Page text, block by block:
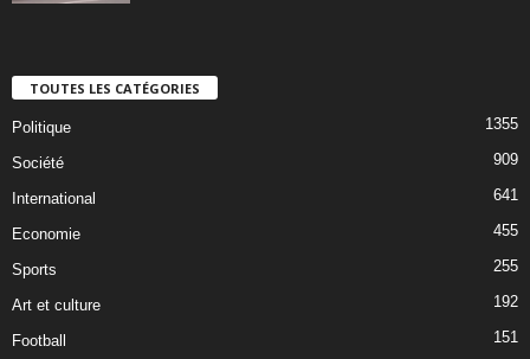
TOUTES LES CATÉGORIES
Politique 1355
Société 909
International 641
Economie 455
Sports 255
Art et culture 192
Football 151